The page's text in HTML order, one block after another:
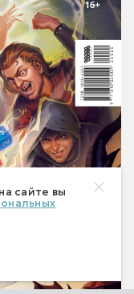
сайте вы